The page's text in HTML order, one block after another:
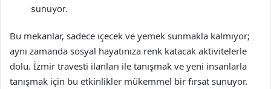
sunuyor.
Bu mekanlar, sadece içecek ve yemek sunmakla kalmıyor;
aynı zamanda sosyal hayatınıza renk katacak aktivitelerle
dolu. İzmir travesti ilanları ile tanışmak ve yeni insanlarla
tanışmak için bu etkinlikler mükemmel bir fırsat sunuyor.